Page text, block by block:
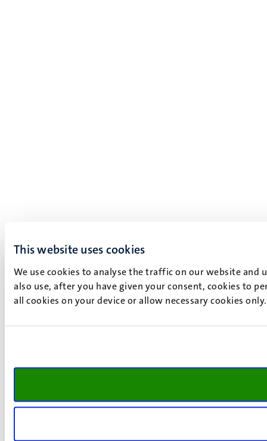
This website uses cookies
We use cookies to analyse the traffic on our website and
also use, after you have given your consent, cookies to
all cookies on your device or allow necessary cookies